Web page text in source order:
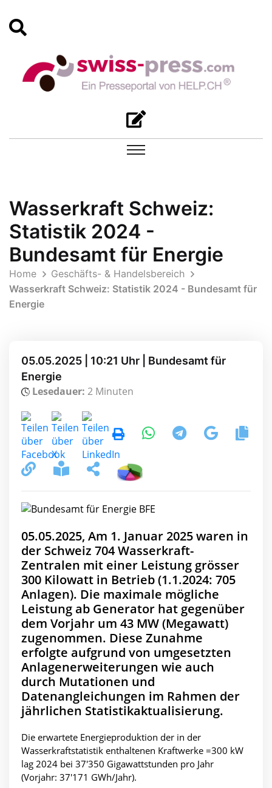
Wasserkraft Schweiz:
Statistik 2024 -
Bundesamt für Energie
Home
Geschäfts- & Handelsbereich
Wasserkraft Schweiz: Statistik 2024 - Bundesamt für
Energie
05.05.2025 | 10:21 Uhr | Bundesamt für
Energie
Lesedauer: 2 Minuten
05.05.2025, Am 1. Januar 2025 waren in
der Schweiz 704 Wasserkraft-
Zentralen mit einer Leistung grösser
300 Kilowatt in Betrieb (1.1.2024: 705
Anlagen). Die maximale mögliche
Leistung ab Generator hat gegenüber
dem Vorjahr um 43 MW (Megawatt)
zugenommen. Diese Zunahme
erfolgte aufgrund von umgesetzten
Anlagenerweiterungen wie auch
durch Mutationen und
Datenangleichungen im Rahmen der
jährlichen Statistikaktualisierung.
Die erwartete Energieproduktion der in der
Wasserkraftstatistik enthaltenen Kraftwerke =300 kW
lag 2024 bei 37'350 Gigawattstunden pro Jahr
(Vorjahr: 37'171 GWh/Jahr).